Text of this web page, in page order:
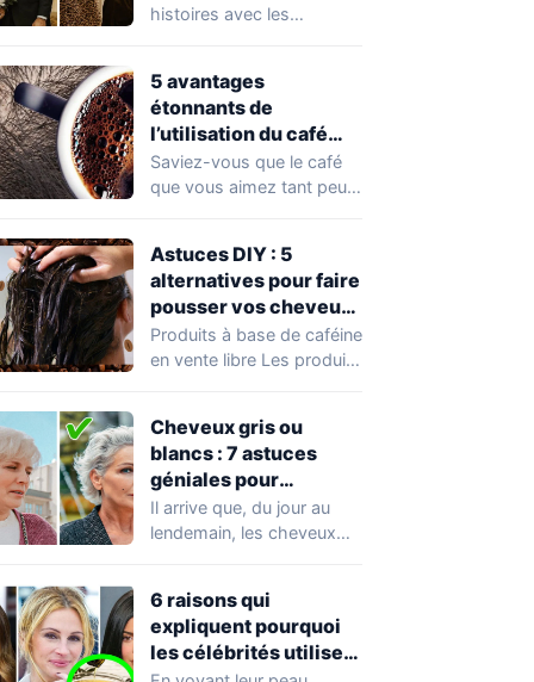
et la réception. Le
histoires avec les
5 avantages
étonnants de
l’utilisation du café
pour la croissance de
vos cheveux
Saviez-vous que le café
que vous aimez tant peut
Astuces DIY : 5
alternatives pour faire
pousser vos cheveux
avec du café
Produits à base de caféine
en vente libre Les produits
Cheveux gris ou
blancs : 7 astuces
géniales pour
améliorer leur aspect
naturel
Il arrive que, du jour au
lendemain, les cheveux
6 raisons qui
expliquent pourquoi
les célébrités utilisent